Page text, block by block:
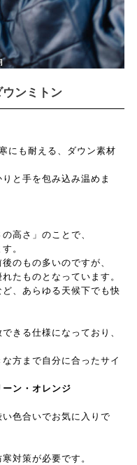
ンミトン
にも耐える、ダウン素材
と手を包み込み温めま
高さ」のことで、
。
のもの多いのですが、
たものとなっています。
、あらゆる天候下でも快
きる仕様になっており、
方まで自分に合ったサイ
ン・オレンジ
色合いでお気に入りで
対策が必要です。